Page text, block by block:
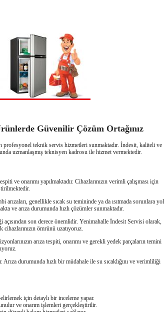
Güvenilir Çözüm Ortağınız
teknik servis hizmetleri sunmaktadır. İndesit, kaliteli ve
uzmanlaşmış teknisyen kadrosu ile hizmet vermektedir.
ve onarımı yapılmaktadır. Cihazlarınızın verimli çalışması için
arızaları, genellikle sıcak su temininde ya da ısıtmada sorunlara yol
ve arıza durumunda hızlı çözümler sunmaktadır.
son derece önemlidir. Yenimahalle İndesit Servisi olarak,
ömrünü uzatıyoruz.
arıza tespiti, onarımı ve gerekli yedek parçaların temini
durumunda hızlı bir müdahale ile su sıcaklığını ve verimliliği
için detaylı bir inceleme yapar.
ve onarım işlemleri gerçekleştirilir.